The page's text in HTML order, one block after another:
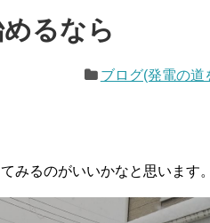
るなら
ブログ(発電の道
みるのがいいかなと思います。